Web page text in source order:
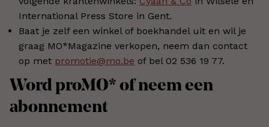
International Press Store in Gent.
Baat je zelf een winkel of boekhandel uit en wil je
graag MO*Magazine verkopen, neem dan contact
op met promotie@mo.be of bel 02 536 19 77.
Word proMO* of neem een
abonnement